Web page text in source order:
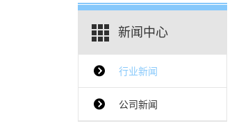
新闻中心
{$ClassName_en}
行业新闻
公司新闻